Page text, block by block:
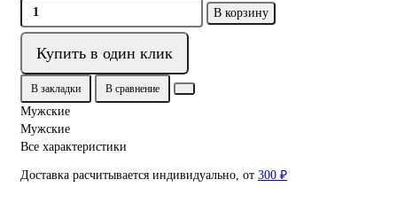
В корзину
Купить в один клик
В закладки В сравнение
Мужские
Мужские
Все характеристики
Доставка расчитывается индивидуально, от 300 ₽